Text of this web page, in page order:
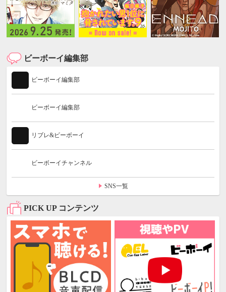
ビーボーイ編集部
ビーボーイ編集部
ビーボーイ編集部
リブレ&ビーボーイ
ビーボーイチャンネル
SNS一覧
PICK UP コンテンツ